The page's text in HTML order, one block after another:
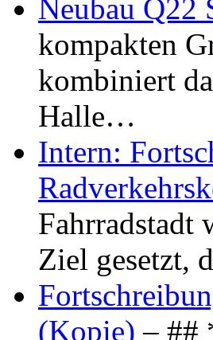
Neubau Q22
kompakten
kombiniert
Halle…
Intern:
Fahrradstadt
Ziel gesetzt,
(Kopie) – ##